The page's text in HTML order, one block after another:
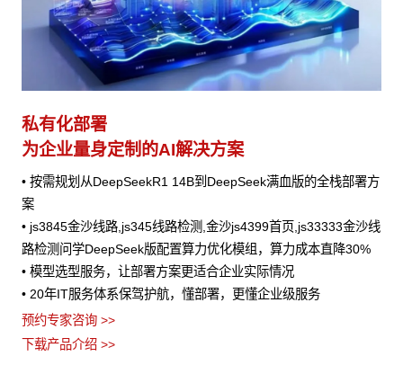
私有化部署
为企业量身定制的AI解决方案
• 按需规划从DeepSeekR1 14B到DeepSeek满血版的全栈部署方
案
• js3845金沙线路,js345线路检测,金沙js4399首页,js33333金沙线
路检测问学DeepSeek版配置算力优化模组，算力成本直降30%
• 模型选型服务，让部署方案更适合企业实际情况
• 20年IT服务体系保驾护航，懂部署，更懂企业级服务
预约专家咨询 >>
下载产品介绍 >>